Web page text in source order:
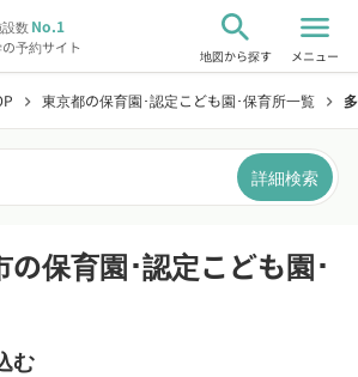
数No.1
予約サイト
search
地図から探す
menu
メニュー
chevron_right 東京都の保育園･認定こども園･保育所一覧 chevron_right
詳細検索
保育園･認定こども園･
む